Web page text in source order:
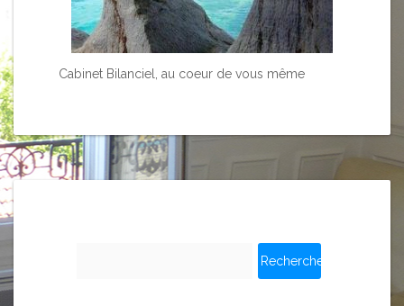
Cabinet Bilanciel, au coeur de vous même